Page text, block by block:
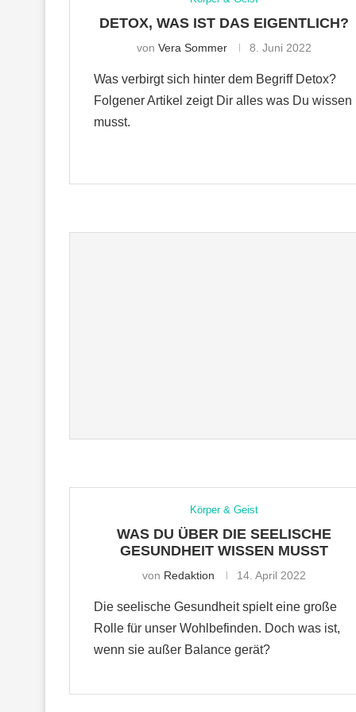
DETOX, WAS IST DAS EIGENTLICH?
von Vera Sommer 8. Juni 2022
Was verbirgt sich hinter dem Begriff Detox?
Folgener Artikel zeigt Dir alles was Du wissen
musst.
Körper & Geist
WAS DU ÜBER DIE SEELISCHE
GESUNDHEIT WISSEN MUSST
von Redaktion 14. April 2022
Die seelische Gesundheit spielt eine große
Rolle für unser Wohlbefinden. Doch was ist,
wenn sie außer Balance gerät?